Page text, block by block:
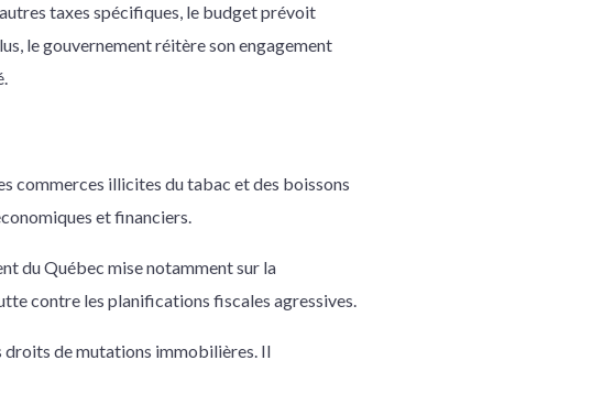
taxes spécifiques, le budget prévoit
le gouvernement réitère son engagement
commerces illicites du tabac et des boissons
et financiers.
du Québec mise notamment sur la
contre les planifications fiscales agressives.
droits de mutations immobilières. Il